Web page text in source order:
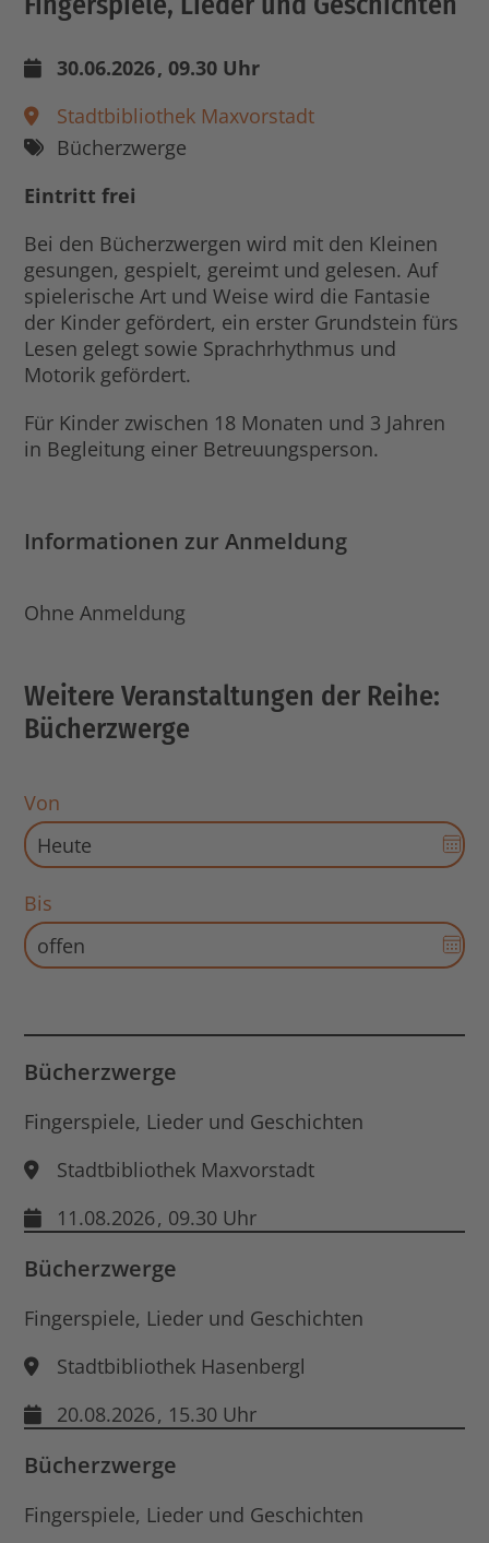
30.06.2026, 09.30 Uhr
Stadtbibliothek Maxvorstadt
Bücherzwerge
Eintritt frei
Bei den Bücherzwergen wird mit den Kleinen
gesungen, gespielt, gereimt und gelesen. Auf
spielerische Art und Weise wird die Fantasie
der Kinder gefördert, ein erster Grundstein fürs
Lesen gelegt sowie Sprachrhythmus und
Motorik gefördert.
Für Kinder zwischen 18 Monaten und 3 Jahren
in Begleitung einer Betreuungsperson.
Informationen zur Anmeldung
Ohne Anmeldung
Weitere Veranstaltungen der Reihe:
Bücherzwerge
Von
Bis
Bücherzwerge
Fingerspiele, Lieder und Geschichten
Stadtbibliothek Maxvorstadt
11.08.2026, 09.30 Uhr
Bücherzwerge
Fingerspiele, Lieder und Geschichten
Stadtbibliothek Hasenbergl
20.08.2026, 15.30 Uhr
Bücherzwerge
Fingerspiele, Lieder und Geschichten